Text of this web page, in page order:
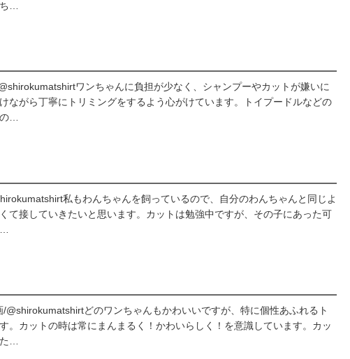
ち…
ワンちゃんに負担が少なく、シャンプーやカットが嫌いに
ながら丁寧にトリミングをするよう心がけています。トイプードルなどの
の…
私もわんちゃんを飼っているので、自分のわんちゃんと同じよ
て接していきたいと思います。カットは勉強中ですが、その子にあった可
@shirokumatshirtどのワンちゃんもかわいいですが、特に個性あふれるト
。カットの時は常にまんまるく！かわいらしく！を意識しています。カッ
た…